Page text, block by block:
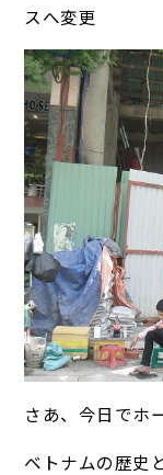
スへ変更
さあ、今日でホ
ベトナムの歴史